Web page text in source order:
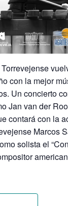
con la mejor
Un concierto
Jan van der
contará con la
Marcos
solista el